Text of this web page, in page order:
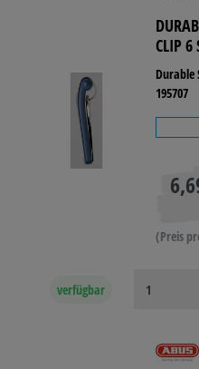
CLIP
Durable
195707
(Preis
verfügbar